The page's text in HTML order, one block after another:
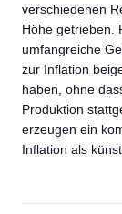
verschiedenen
Höhe getrieben.
umfangreiche
zur Inflation
haben, ohne
Produktion
erzeugen ein
Inflation als